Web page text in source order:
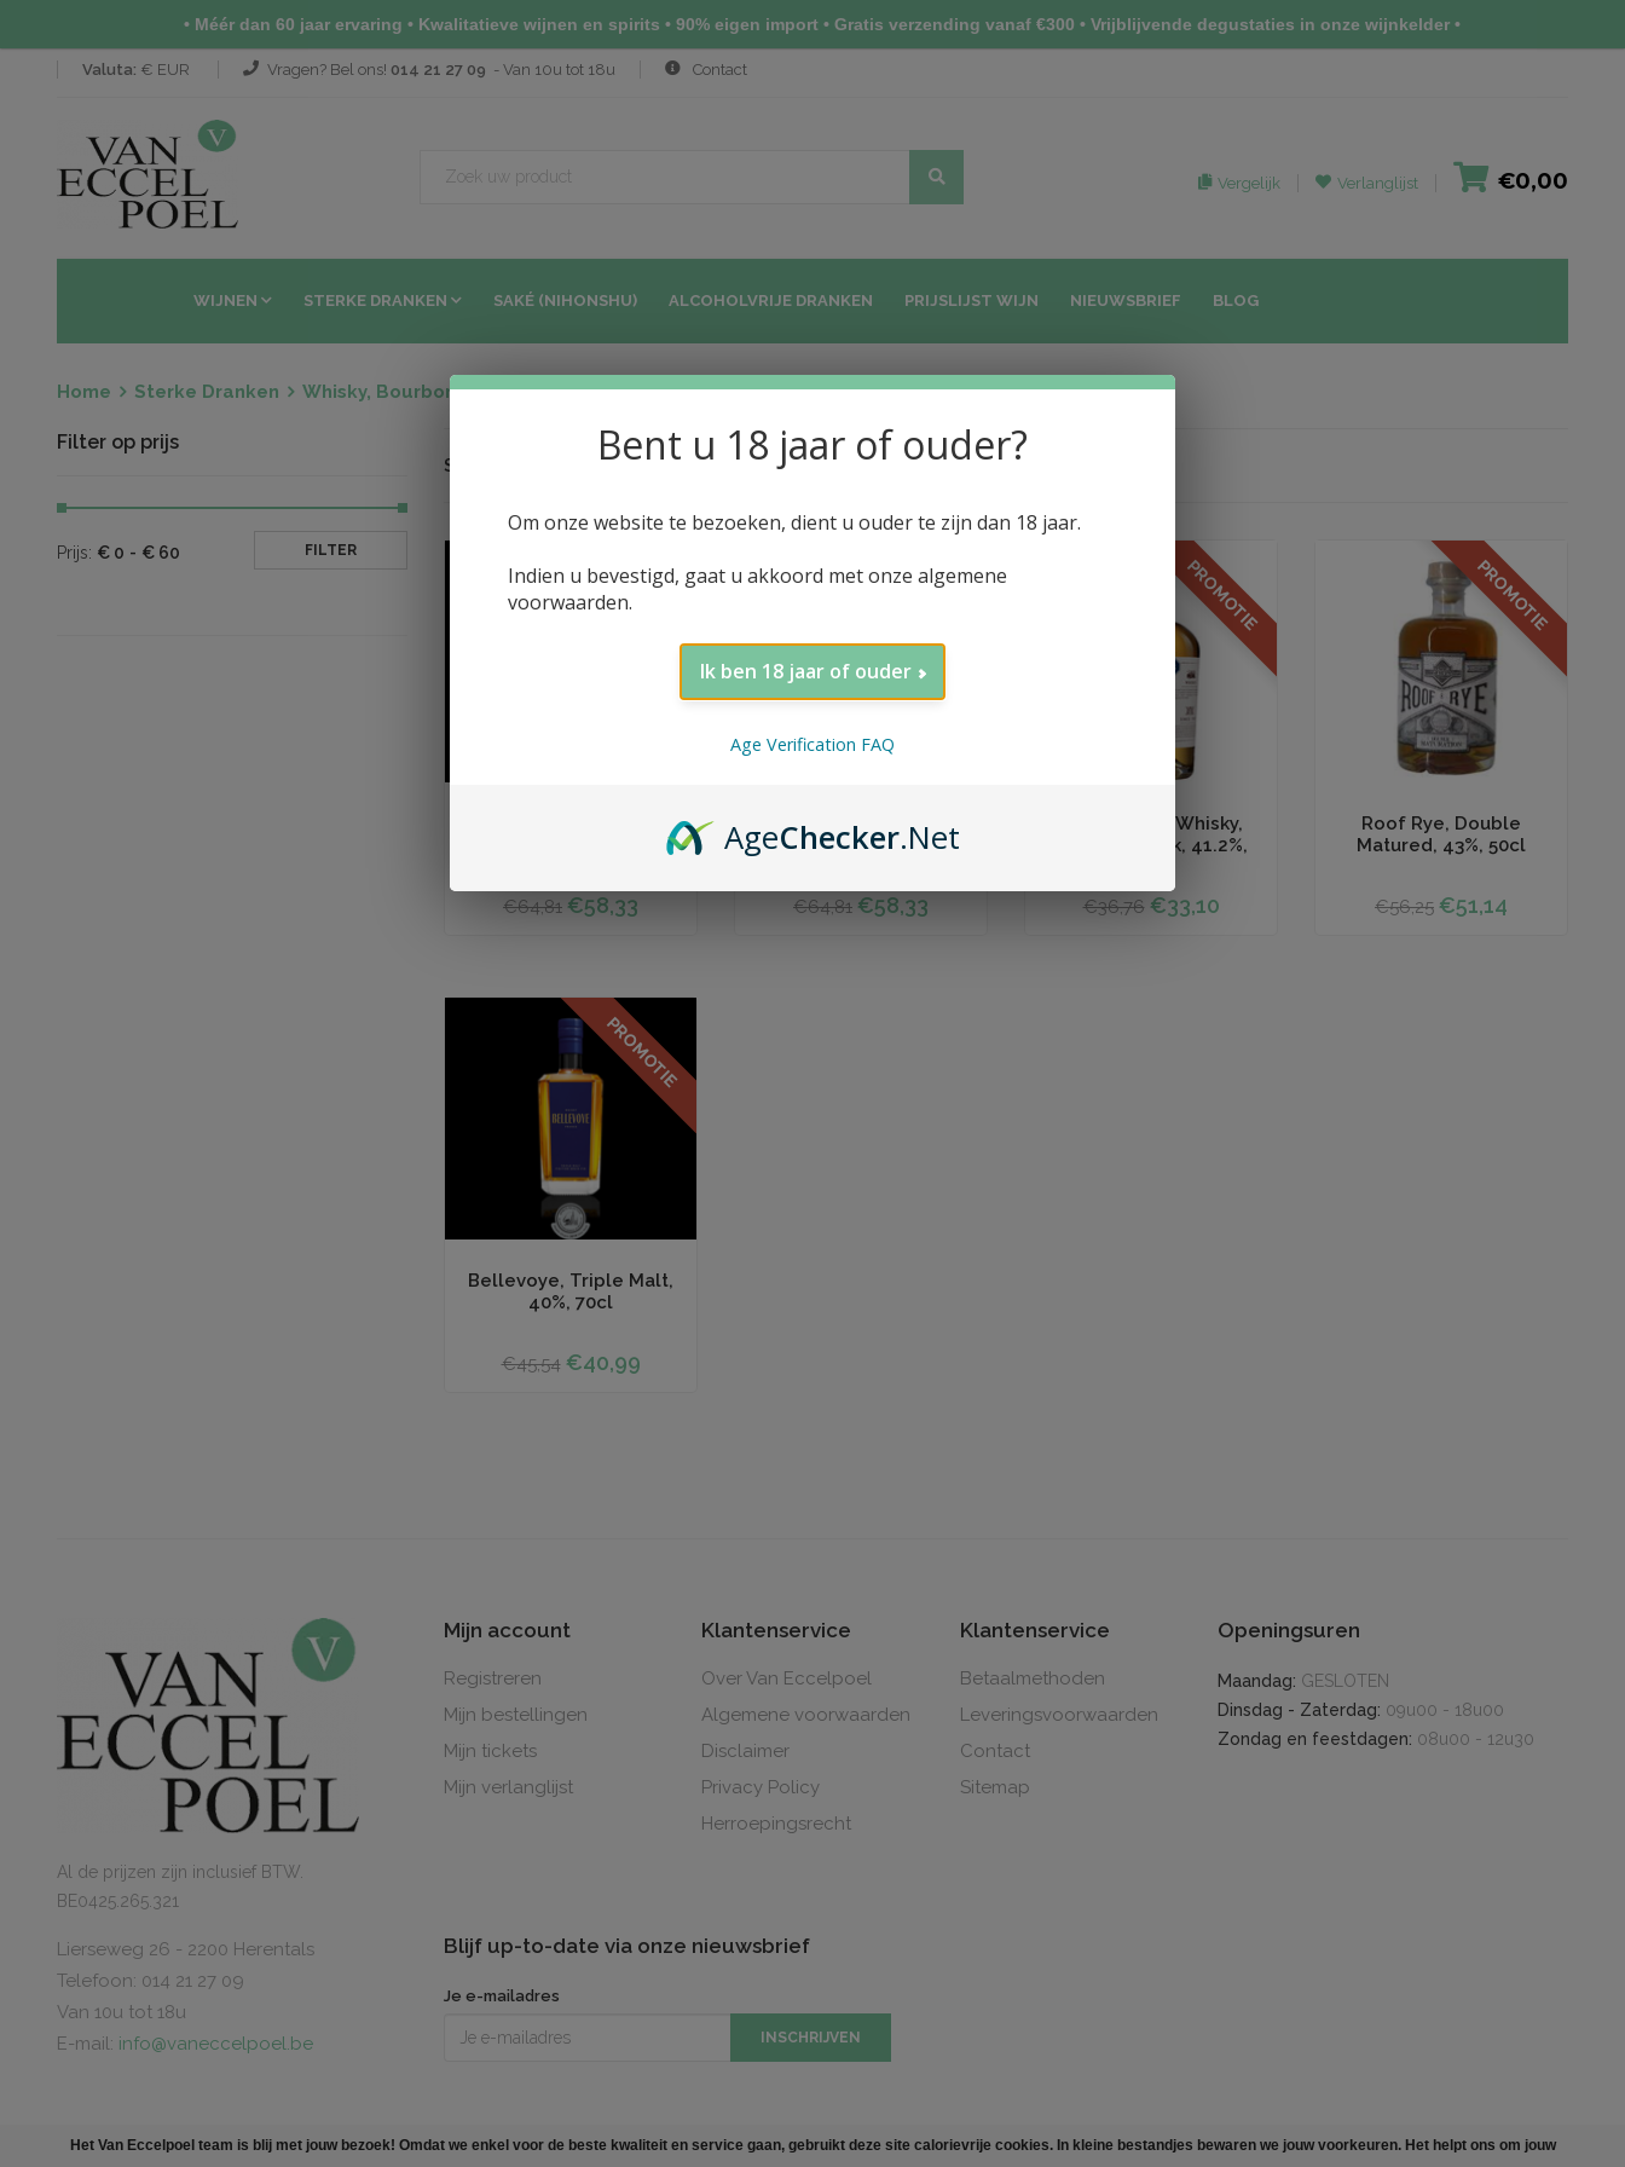
Valuta: € EUR Vragen? Bel ons! 014 21 27 09 - Van 10u tot 18u Contact
Vergelijk Verlanglijst €0,00
WIJNEN STERKE DRANKEN SAKÉ (NIHONSHU) ALCOHOLVRIJE DRANKEN PRIJSLIJST WIJN NIEUWSBRIEF BLOG
Home Sterke Dranken Whisky, Bourbon en Whiskey Franse Whisky's
Sorteren op
PROMOTIE
Tourbé, Grand Whisky,
€64,81 €58,33
PROMOTIE
Bellevoye, Triple Malt,
Grand Whisky, 43%, 70cl
€64,81 €58,33
PROMOTIE
Distillations, Whisky,
American Oak, 41.2%,
€36,76 €33,10
PROMOTIE
Roof Rye, Double
Matured, 43%, 50cl
€56,25 €51,14
PROMOTIE
Bellevoye, Triple Malt,
40%, 70cl
€45,54 €40,99
Filter op prijs
Prijs: € 0 - € 60 FILTER
Al de prijzen zijn inclusief BTW.
BE0425.265.321
Mijn account
Registreren
Mijn bestellingen
Mijn tickets
Mijn verlanglijst
Klantenservice
Over Van Eccelpoel
Algemene voorwaarden
Disclaimer
Privacy Policy
Herroepingsrecht
Klantenservice
Betaalmethoden
Leveringsvoorwaarden
Contact
Sitemap
Openingsuren
Maandag: GESLOTEN
Dinsdag - Zaterdag: 09u00 - 18u00
Zondag en feestdagen: 08u00 - 12u30
Lierseweg 26 - 2200 Herentals
Telefoon: 014 21 27 09
Van 10u tot 18u
E-mail: info@vaneccelpoel.be
Blijf up-to-date via onze nieuwsbrief
Je e-mailadres
INSCHRIJVEN
Het Van Eccelpoel team is blij met jouw bezoek! Omdat we enkel voor de beste kwaliteit en service gaan, gebruikt deze site calorievrije cookies. In kleine bestandjes bewaren we jouw voorkeuren. Het helpt ons om jouw
• Méér dan 60 jaar ervaring • Kwalitatieve wijnen en spirits • 90% eigen import • Gratis verzending vanaf €300 • Vrijblijvende degustaties in onze wijnkelder •
Bent u 18 jaar of ouder?
Om onze website te bezoeken, dient u ouder te zijn dan 18 jaar.
Indien u bevestigd, gaat u akkoord met onze algemene
voorwaarden.
Ik ben 18 jaar of ouder
Age Verification FAQ
AgeChecker.Net